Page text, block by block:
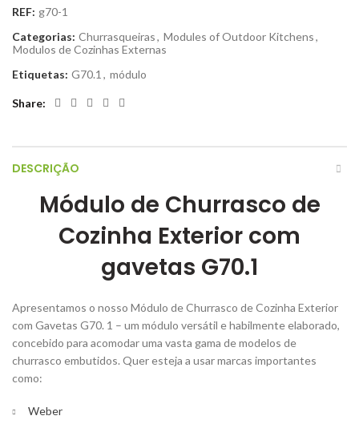
REF: g70-1
Categorias: Churrasqueiras, Modules of Outdoor Kitchens,
Modulos de Cozinhas Externas
Etiquetas: G70.1 , módulo
Share
DESCRIÇÃO
Módulo de Churrasco de
Cozinha Exterior com
gavetas G70.1
Apresentamos o nosso Módulo de Churrasco de Cozinha Exterior
com Gavetas G70. 1 – um módulo versátil e habilmente elaborado,
concebido para acomodar uma vasta gama de modelos de
churrasco embutidos. Quer esteja a usar marcas importantes
como:
Weber